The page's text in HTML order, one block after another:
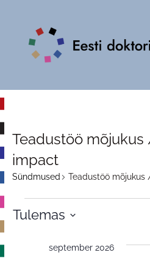
Teadustöö
impact
Sündmused Teadustöö
Sündmused
Tulemas
september 2026